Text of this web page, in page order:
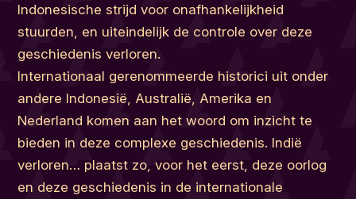
Indonesische strijd voor onafhankelijkheid
stuurden, en uiteindelijk de controle over deze
geschiedenis verloren.
Internationaal gerenommeerde historici uit onder
andere Indonesië, Australië, Amerika en
Nederland komen aan het woord om inzicht te
bieden in deze complexe geschiedenis. Indië
verloren… plaatst zo, voor het eerst, deze oorlog
en deze geschiedenis in de internationale